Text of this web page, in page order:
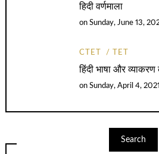
हिदी वर्णमाला
onSunday, June 13,
CTET TET
हिंदी भाषा और व्याकरण
onSunday, April 4, 2021
Search